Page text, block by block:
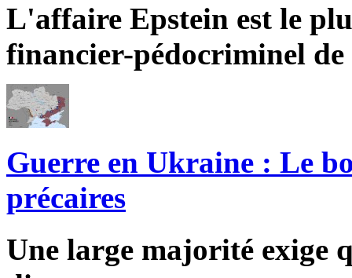
L'affaire Epstein est le
financier-pédocriminel
Guerre en Ukraine : Le
précaires
Une large majorité exige